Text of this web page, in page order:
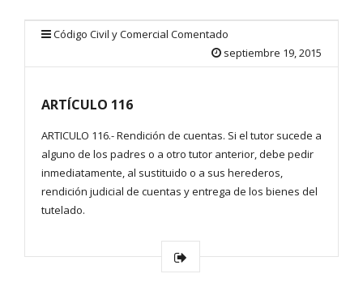
Código Civil y Comercial Comentado
septiembre 19, 2015
ARTÍCULO 116
ARTICULO 116.- Rendición de cuentas. Si el tutor sucede a
alguno de los padres o a otro tutor anterior, debe pedir
inmediatamente, al sustituido o a sus herederos,
rendición judicial de cuentas y entrega de los bienes del
tutelado.